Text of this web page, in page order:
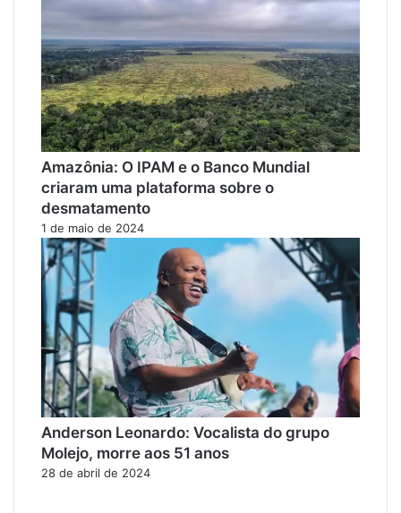
Amazônia: O IPAM e o Banco Mundial
criaram uma plataforma sobre o
desmatamento
1 de maio de 2024
Anderson Leonardo: Vocalista do grupo
Molejo, morre aos 51 anos
28 de abril de 2024